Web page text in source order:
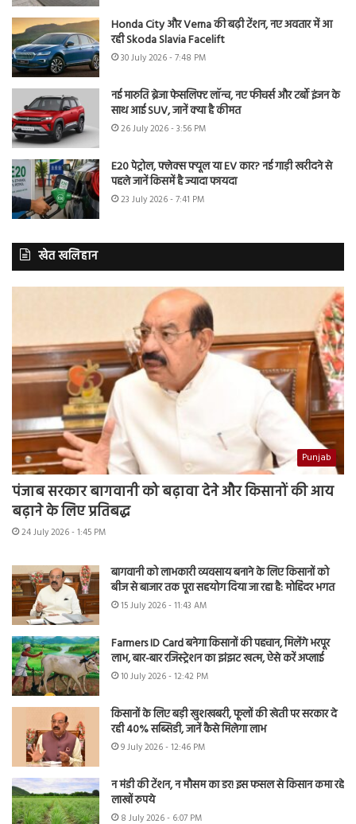
Honda City और Verna की बढ़ी टेंशन, नए अवतार में आ
रही Skoda Slavia Facelift
30 July 2026 - 7:48 PM
नई मारुति ब्रेजा फेसलिफ्ट लॉन्च, नए फीचर्स और टर्बो इंजन के
साथ आई SUV, जानें क्या है कीमत
26 July 2026 - 3:56 PM
E20 पेट्रोल, फ्लेक्स फ्यूल या EV कार? नई गाड़ी खरीदने से
पहले जानें किसमें है ज्यादा फायदा
23 July 2026 - 7:41 PM
खेत खलिहान
Punjab
पंजाब सरकार बागवानी को बढ़ावा देने और किसानों की आय
बढ़ाने के लिए प्रतिबद्ध
24 July 2026 - 1:45 PM
बागवानी को लाभकारी व्यवसाय बनाने के लिए किसानों को
बीज से बाजार तक पूरा सहयोग दिया जा रहा है: मोहिंदर भगत
15 July 2026 - 11:43 AM
Farmers ID Card बनेगा किसानों की पहचान, मिलेंगे भरपूर
लाभ, बार-बार रजिस्ट्रेशन का झंझट खत्म, ऐसे करें अप्लाई
10 July 2026 - 12:42 PM
किसानों के लिए बड़ी खुशखबरी, फूलों की खेती पर सरकार दे
रही 40% सब्सिडी, जानें कैसे मिलेगा लाभ
9 July 2026 - 12:46 PM
न मंडी की टेंशन, न मौसम का डर! इस फसल से किसान कमा रहे
लाखों रुपये
8 July 2026 - 6:07 PM